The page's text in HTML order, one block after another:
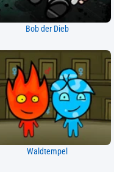
Bob der Dieb
Waldtempel